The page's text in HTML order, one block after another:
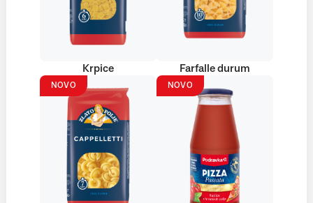
Krpice Farfalle durum
NOVO NOVO